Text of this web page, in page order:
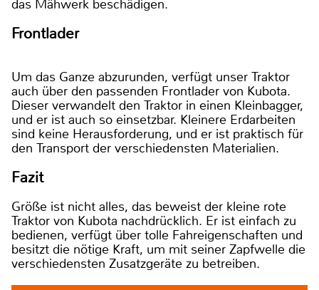
das Mähwerk beschädigen.
Frontlader
Um das Ganze abzurunden, verfügt unser Traktor
auch über den passenden Frontlader von Kubota.
Dieser verwandelt den Traktor in einen Kleinbagger,
und er ist auch so einsetzbar. Kleinere Erdarbeiten
sind keine Herausforderung, und er ist praktisch für
den Transport der verschiedensten Materialien.
Fazit
Größe ist nicht alles, das beweist der kleine rote
Traktor von Kubota nachdrücklich. Er ist einfach zu
bedienen, verfügt über tolle Fahreigenschaften und
besitzt die nötige Kraft, um mit seiner Zapfwelle die
verschiedensten Zusatzgeräte zu betreiben.